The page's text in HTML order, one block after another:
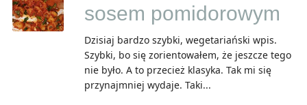
sosem pomidorowym
Dzisiaj bardzo szybki, wegetariański wpis.
Szybki, bo się zorientowałem, że jeszcze tego
nie było. A to przecież klasyka. Tak mi się
przynajmniej wydaje. Taki...